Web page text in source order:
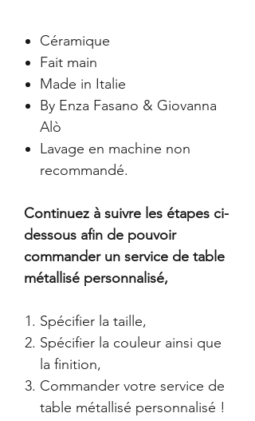
Céramique
Fait main
Made in Italie
By Enza Fasano & Giovanna
Alò
Lavage en machine non
recommandé.
Continuez à suivre les étapes ci-
dessous afin de pouvoir
commander un service de table
métallisé personnalisé,
Spécifier la taille,
Spécifier la couleur ainsi que
la finition,
Commander votre service de
table métallisé personnalisé !